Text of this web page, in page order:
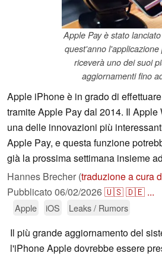
Apple Pay è stato
quest'anno l'applicazione
riceverà uno dei suoi
aggiornamenti fino
Apple iPhone è in grado di
tramite Apple Pay dal 2014. Il Apple
una delle innovazioni più
Apple Pay, e questa funzione
già la prossima settimana insieme
Hannes Brecher (traduzione a cura
Pubblicato 06/02/2026🇺🇸🇩🇪 ...
Apple iOS Leaks / Rumors
Il più grande aggiornamento del
l'iPhone Apple dovrebbe essere